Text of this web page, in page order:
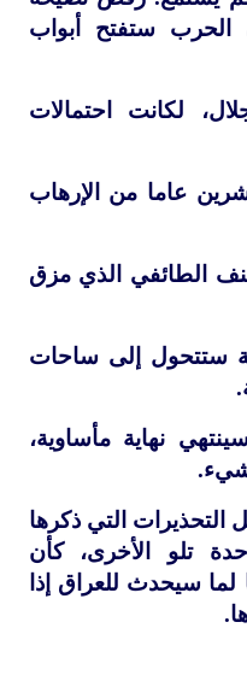
الحرب ستفتح أبواب
لكانت احتمالات
عاما من الإرهاب
الطائفي الذي مزق
ستتحول إلى ساحات
نهاية مأساوية،
شيء.
التحذيرات التي ذكرها
تلو الأخرى، كأن
لما سيحدث للعراق إذا